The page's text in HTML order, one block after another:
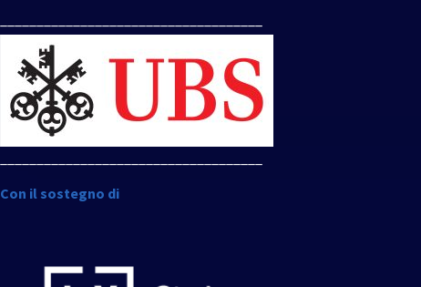
Con il sostegno di